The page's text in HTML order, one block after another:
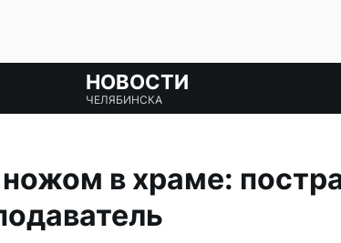
НОВОСТИ
ЧЕЛЯБИНСКА
в храме: